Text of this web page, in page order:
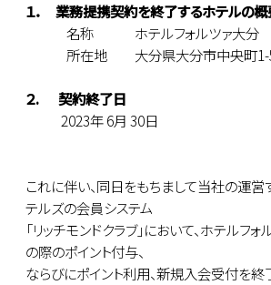
１． 業務提携契約を終了するホテルの
名称 ホテルフォルツァ大分
所在地 大分県大分市中央町1-
２. 契約終了日
2023年 6月 30日
これに伴い、同日をもちまして当社の運営
テルズの会員システム
「リッチモンドクラブ」において、ホテルフ
の際のポイント付与、
ならびにポイント利用、新規入会受付を終